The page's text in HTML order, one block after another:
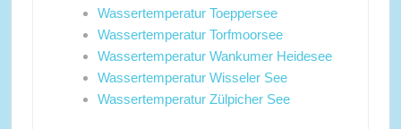
Wassertemperatur Toeppersee
Wassertemperatur Torfmoorsee
Wassertemperatur Wankumer Heidesee
Wassertemperatur Wisseler See
Wassertemperatur Zülpicher See